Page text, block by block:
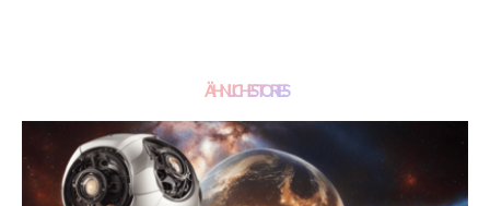
ÄHNLICHE STORIES